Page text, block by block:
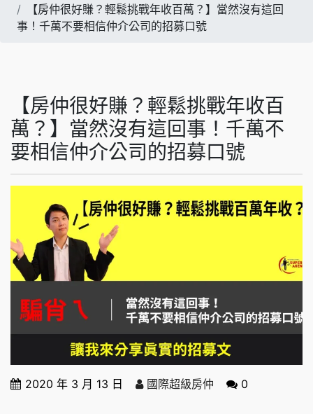
【房仲很好賺？輕鬆挑戰年收百萬？】當然沒有這回
事！千萬不要相信仲介公司的招募口號
【房仲很好賺？輕鬆挑戰年收百
萬？】當然沒有這回事！千萬不
要相信仲介公司的招募口號
2020 年 3 月 13 日 國際超級房仲 0